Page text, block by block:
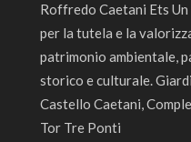
Roffredo Caetani Ets
per la tutela e la
patrimonio ambientale,
storico e culturale.
Castello Caetani,
Tor Tre Ponti